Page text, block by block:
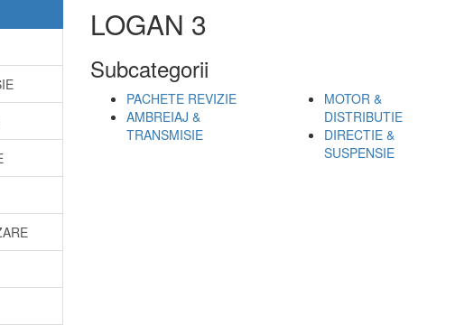
LOGAN 3
Subcategorii
PACHETE REVIZIE
AMBREIAJ &
TRANSMISIE
MOTOR &
DISTRIBUTIE
DIRECTIE &
SUSPENSIE